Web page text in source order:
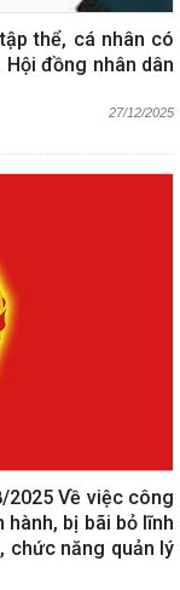
thể, cá nhân có
đồng nhân dân
27/12/2025
2025 Về việc công
hành, bị bãi bỏ lĩnh
chức năng quản lý